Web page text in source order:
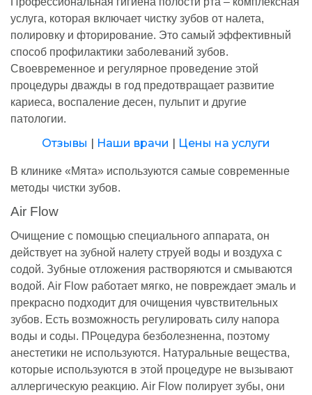
услуга, которая включает чистку зубов от налета,
полировку и фторирование. Это самый эффективный
способ профилактики заболеваний зубов.
Своевременное и регулярное проведение этой
процедуры дважды в год предотвращает развитие
кариеса, воспаление десен, пульпит и другие
патологии.
Отзывы | Наши врачи | Цены на услуги
В клинике «Мята» используются самые современные
методы чистки зубов.
Air Flow
Очищение с помощью специального аппарата, он
действует на зубной налету струей воды и воздуха с
содой. Зубные отложения растворяются и смываются
водой. Air Flow работает мягко, не повреждает эмаль и
прекрасно подходит для очищения чувствительных
зубов. Есть возможность регулировать силу напора
воды и соды. ПРоцедура безболезненна, поэтому
анестетики не используются. Натуральные вещества,
которые используются в этой процедуре не вызывают
аллергическую реакцию. Air Flow полирует зубы, они